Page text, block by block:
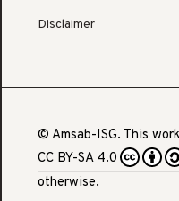
Disclaimer
© Amsab-ISG. This
CC BY-SA 4.0
otherwise.